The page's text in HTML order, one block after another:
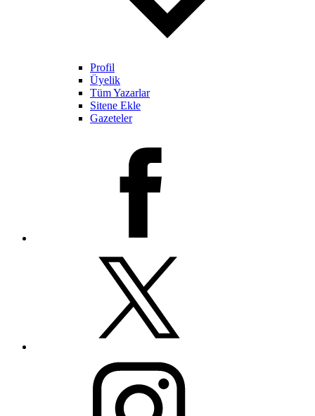
Profil
Üyelik
Tüm Yazarlar
Sitene Ekle
Gazeteler